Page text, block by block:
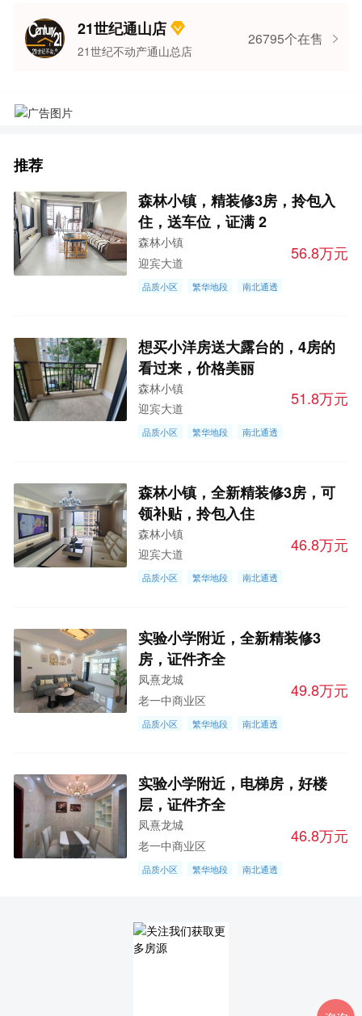
21世纪通山店
21世纪不动产通山总店
26795个在售
推荐
森林小镇，精装修3房，拎包入
住，送车位，证满 2
森林小镇
迎宾大道
56.8万元
品质小区 繁华地段 南北通透
想买小洋房送大露台的，4房的
看过来，价格美丽
森林小镇
迎宾大道
51.8万元
品质小区 繁华地段 南北通透
森林小镇，全新精装修3房，可
领补贴，拎包入住
森林小镇
迎宾大道
46.8万元
品质小区 繁华地段 南北通透
实验小学附近，全新精装修3
房，证件齐全
凤熹龙城
老一中商业区
49.8万元
品质小区 繁华地段 南北通透
实验小学附近，电梯房，好楼
层，证件齐全
凤熹龙城
老一中商业区
46.8万元
品质小区 繁华地段 南北通透